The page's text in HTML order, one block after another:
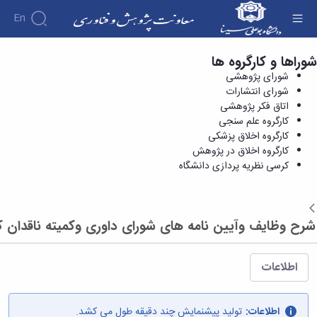
En
درباره
معاونت
درباره
معرفی
معاون
اهداف
و
وظایف
ساختار
سازمانی
مدیر
امور
پژوهشی
رئیس
کتابخانه
پژوهش
پژوهش
هفته
پژوهش
و
فناوری
همکاری
تحقیقاتی
طرح
های
تحقیقاتی
فناوری و
کارآفرینی
مدیریت
کارگروه‌ها
مدیریت‌ها
و واحدها
کتابخانه
مرکزی
و
مرکز
اسناد
ها
فرم های
پژوهشی
فرم
ها
آیین
نامه
های
کرسی نظریه پردازی دانشگاه - معاونت پژوهش و
فناوری
شوراها و کارگروه ها
شورای پژوهشی
شورای انتشارات
اتاق فکر پژوهشی
کارگروه علم سنجی
کارگروه اخلاق پزشکی
کارگروه اخلاق در پژوهش
کرسی نظریه پردازی دانشگاه
شرح وظایف وآیین نامه های شورای داوری وکمیته
اطلاعات
اطلاعات: تولید پیشنمایش چند دقیقه طول می کشد.